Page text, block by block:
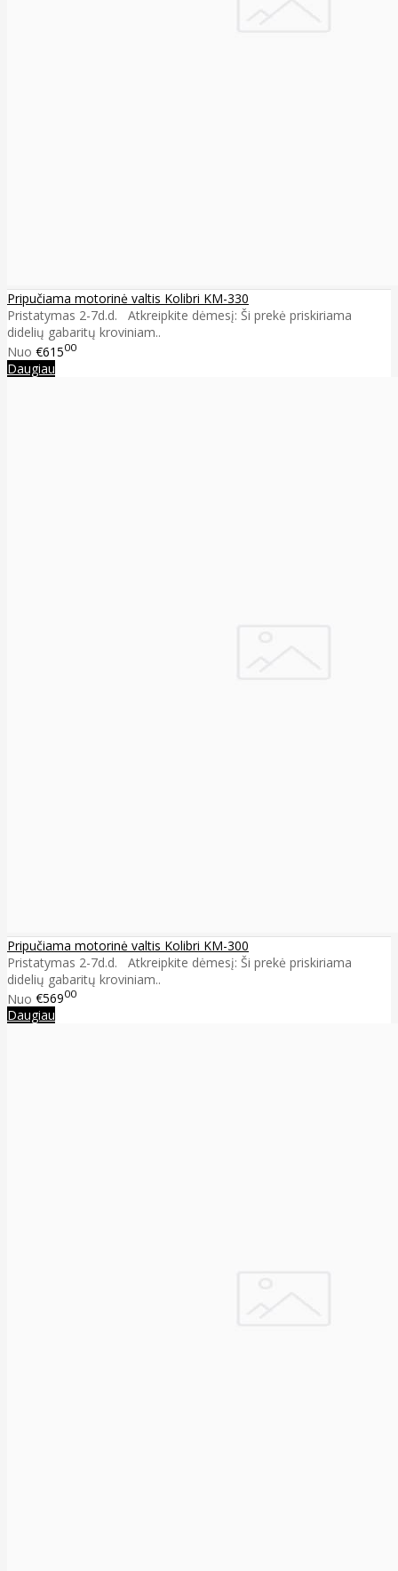
Pripučiama motorinė valtis Kolibri KM-330
Pristatymas 2-7d.d. Atkreipkite dėmesį: Ši prekė priskiriama
didelių gabaritų kroviniam..
Nuo €61500
Daugiau
Pripučiama motorinė valtis Kolibri KM-300
Pristatymas 2-7d.d. Atkreipkite dėmesį: Ši prekė priskiriama
didelių gabaritų kroviniam..
Nuo €56900
Daugiau